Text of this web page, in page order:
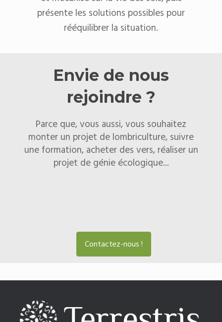
présente les solutions possibles pour
rééquilibrer la situation.
Envie de nous
rejoindre ?
Parce que, vous aussi, vous souhaitez
monter un projet de lombriculture, suivre
une formation, acheter des vers, réaliser un
projet de génie écologique...
Contactez-nous !